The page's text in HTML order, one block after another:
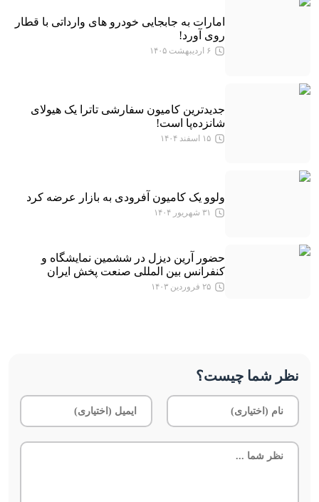
امارات به جابجایی خودرو های وارداتی با قطار
روی آورد!
۶ اردیبهشت ۱۴۰۵
جدیدترین کامیون سفارشی تاترا یک هیولای
شانزده‌پا است!
۱۵ اسفند ۱۴۰۴
ولوو یک کامیون آفرودی به بازار عرضه کرد
۳۱ شهریور ۱۴۰۴
حضور آرین دیزل در ششمین نمایشگاه و
کنفرانس بین المللی صنعت پخش ایران
۲۵ فروردین ۱۴۰۳
نظر شما چیست؟